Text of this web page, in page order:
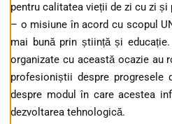
pentru calitatea vieții de zi cu zi
– o misiune în acord cu scopul
mai bună prin știință și
organizate cu această ocazie au
profesioniștii despre progresele
despre modul în care acestea
dezvoltarea tehnologică.